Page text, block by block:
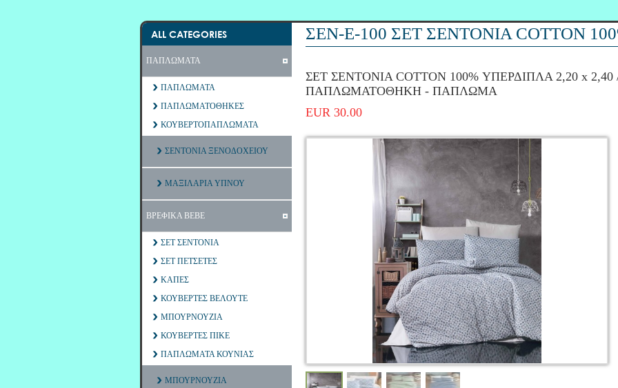
ALL CATEGORIES
ΠΑΠΛΩΜΑΤΑ
ΠΑΠΛΩΜΑΤΑ
ΠΑΠΛΩΜΑΤΟΘΗΚΕΣ
ΚΟΥΒΕΡΤΟΠΑΠΛΩΜΑΤΑ
ΣΕΝΤΟΝΙΑ ΞΕΝΟΔΟΧΕΙΟΥ
ΜΑΞΙΛΑΡΙΑ ΥΠΝΟΥ
ΒΡΕΦΙΚΑ ΒΕΒΕ
ΣΕΤ ΣΕΝΤΟΝΙΑ
ΣΕΤ ΠΕΤΣΕΤΕΣ
ΚΑΠΕΣ
ΚΟΥΒΕΡΤΕΣ ΒΕΛΟΥΤΕ
ΜΠΟΥΡΝΟΥΖΙΑ
ΚΟΥΒΕΡΤΕΣ ΠΙΚΕ
ΠΑΠΛΩΜΑΤΑ ΚΟΥΝΙΑΣ
ΜΠΟΥΡΝΟΥΖΙΑ
ΣΕΝ-Ε-100 ΣΕΤ ΣΕΝΤΟΝΙΑ COTTON
ΣΕΤ ΣΕΝΤΟΝΙΑ COTTON 100% ΥΠΕΡΔΙΠΛΑ 2,20 x 2,40
ΠΑΠΛΩΜΑΤΟΘΗΚΗ - ΠΑΠΛΩΜΑ
EUR 30.00